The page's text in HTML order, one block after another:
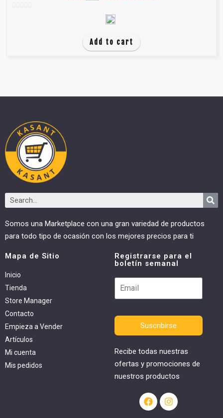
Add to cart
Somos una Marketplace con una gran variedad de productos
para todo tipo de ocasión con los mejores precios para ti
Mapa de Sitio
Inicio
Tienda
Store Manager
Contacto
Empieza a Vender
Artículos
Mi cuenta
Mis pedidos
Registrarse para el
boletín semanal
Suscribirse
Recibe todas nuestras
ofertas y promociones de
nuestros productos